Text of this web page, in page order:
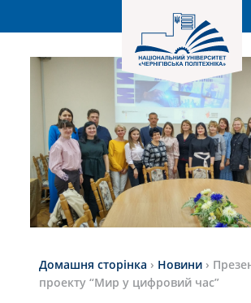
Домашня сторінка › Новини ›
проекту “Мир у цифровий час”